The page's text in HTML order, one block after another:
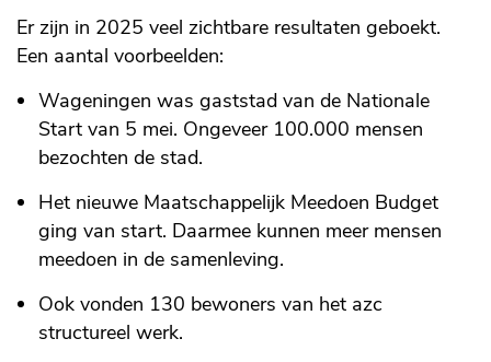
Er zijn in 2025 veel zichtbare resultaten geboekt.
Een aantal voorbeelden:
Wageningen was gaststad van de Nationale
Start van 5 mei. Ongeveer 100.000 mensen
bezochten de stad.
Het nieuwe Maatschappelijk Meedoen Budget
ging van start. Daarmee kunnen meer mensen
meedoen in de samenleving.
Ook vonden 130 bewoners van het azc
structureel werk.